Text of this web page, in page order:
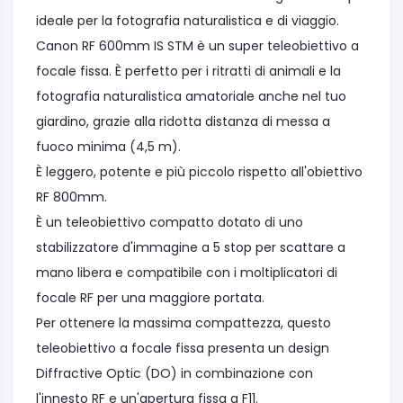
ideale per la fotografia naturalistica e di viaggio.
Canon RF 600mm IS STM è un super teleobiettivo a
focale fissa. È perfetto per i ritratti di animali e la
fotografia naturalistica amatoriale anche nel tuo
giardino, grazie alla ridotta distanza di messa a
fuoco minima (4,5 m).
È leggero, potente e più piccolo rispetto all'obiettivo
RF 800mm.
È un teleobiettivo compatto dotato di uno
stabilizzatore d'immagine a 5 stop per scattare a
mano libera e compatibile con i moltiplicatori di
focale RF per una maggiore portata.
Per ottenere la massima compattezza, questo
teleobiettivo a focale fissa presenta un design
Diffractive Optic (DO) in combinazione con
l'innesto RF e un'apertura fissa a F11.